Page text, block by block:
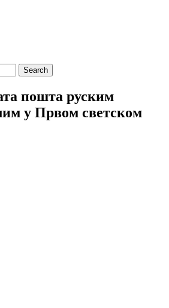
пошта руским
у Првом светском